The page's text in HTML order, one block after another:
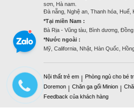
sơn, Hà nam.
Đà nẵng, Nghệ an, Thanh hóa, Huế,
*Tại miền Nam :
Bà Rịa - Vũng tàu, Bình dương,
*Nước ngoài :
Mỹ, California, Nhật, Hàn Quốc,
Nội thất trẻ em | Phòng ngủ cho bé
Doremon | Chăn ga gối Minion |
Feedback của khách hàng